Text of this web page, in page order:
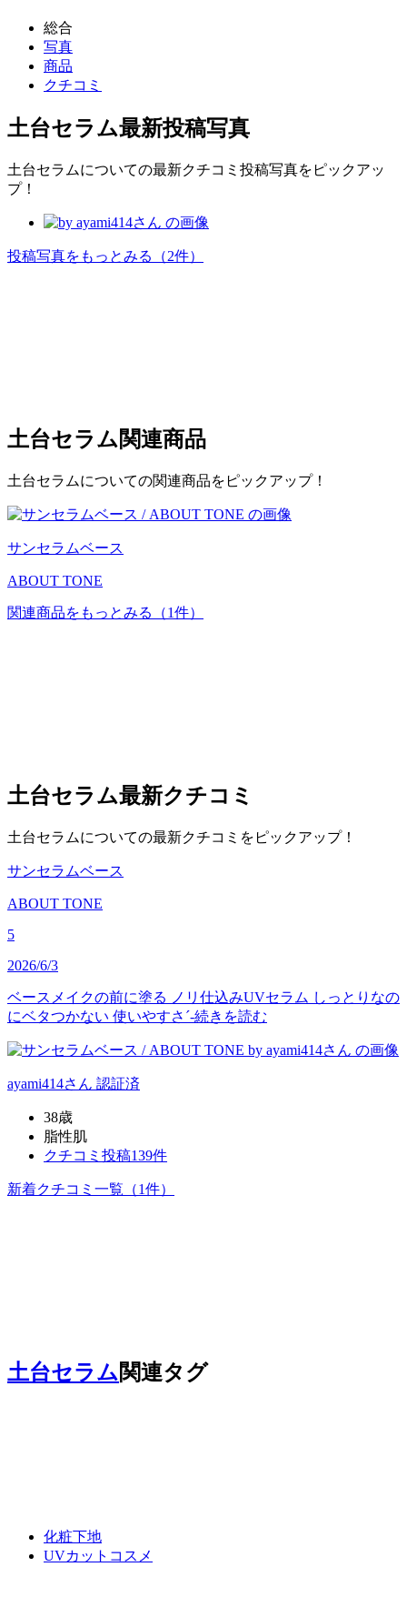
総合
写真
商品
クチコミ
土台セラム最新投稿写真
土台セラムについての最新クチコミ投稿写真をピックアッ
プ！
投稿写真をもっとみる （2件）
土台セラム関連商品
土台セラムについての関連商品をピックアップ！
サンセラムベース
ABOUT TONE
関連商品をもっとみる （1件）
土台セラム最新クチコミ
土台セラムについての最新クチコミをピックアップ！
サンセラムベース
ABOUT TONE
5
2026/6/3
ベースメイクの前に塗る ノリ仕込みUVセラム しっとりなの
にベタつかない 使いやすさ´-続きを読む
ayami414さん 認証済
38歳
脂性肌
クチコミ投稿139件
新着クチコミ一覧 （1件）
土台セラム関連タグ
化粧下地
UVカットコスメ